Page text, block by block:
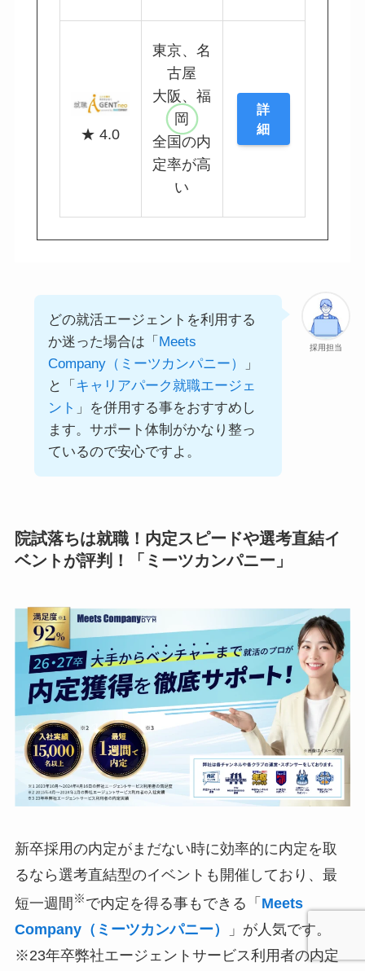
★ 4.0
東京、名
古屋
大阪、福
岡
全国の内
定率が高
い
詳
細
採用担当
どの就活エージェントを利用する
か迷った場合は「 Meets
Company（ミーツカンパニー）
」
と「 キャリアパーク就職エージェ
ント 」を併用する事をおすすめし
ます。サポート体制がかなり整っ
ているので安心ですよ。
院試落ちは就職！内定スピードや選考直結イ
ベントが評判！「ミーツカンパニー」
新卒採用の内定がまだない時に効率的に内定を取
るなら選考直結型のイベントも開催しており、最
短一週間 ※で内定を得る事もできる「 Meets
Company（ミーツカンパニー）
」が人気です。
※23年卒弊社エージェントサービス利用者の内定